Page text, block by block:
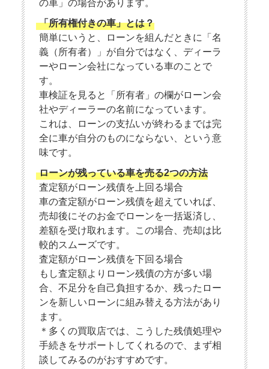
の車」の場合があります。
「所有権付きの車」とは？
簡単にいうと、ローンを組んだときに「名
義（所有者）」が自分ではなく、ディーラ
ーやローン会社になっている車のことで
す。
車検証を見ると「所有者」の欄がローン会
社やディーラーの名前になっています。
これは、ローンの支払いが終わるまでは完
全に車が自分のものにならない、という意
味です。
ローンが残っている車を売る2つの方法
査定額がローン残債を上回る場合
車の査定額がローン残債を超えていれば、
売却後にそのお金でローンを一括返済し、
差額を受け取れます。この場合、売却は比
較的スムーズです。
査定額がローン残債を下回る場合
もし査定額よりローン残債の方が多い場
合、不足分を自己負担するか、残ったロー
ンを新しいローンに組み替える方法があり
ます。
＊多くの買取店では、こうした残債処理や
手続きをサポートしてくれるので、まず相
談してみるのがおすすめです。